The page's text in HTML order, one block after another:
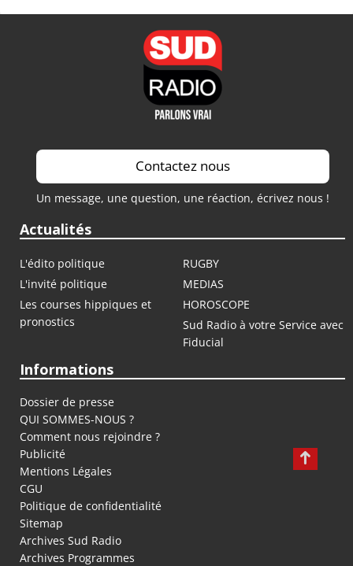
Contactez nous
Un message, une question, une réaction, écrivez nous !
Actualités
L'édito politique
RUGBY
L'invité politique
MEDIAS
Les courses hippiques et
pronostics
HOROSCOPE
Sud Radio à votre Service avec
Fiducial
Informations
Dossier de presse
QUI SOMMES-NOUS ?
Comment nous rejoindre ?
Publicité
Mentions Légales
CGU
Politique de confidentialité
Sitemap
Archives Sud Radio
Archives Programmes